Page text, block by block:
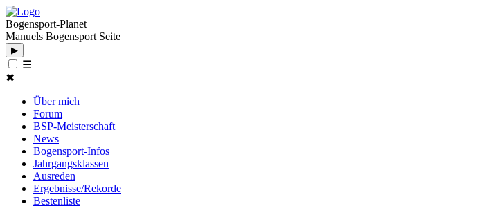
Bogensport-Planet
Manuels Bogensport Seite
▶
☰
✖
Über mich
Forum
BSP-Meisterschaft
News
Bogensport-Infos
Jahrgangsklassen
Ausreden
Ergebnisse/Rekorde
Bestenliste